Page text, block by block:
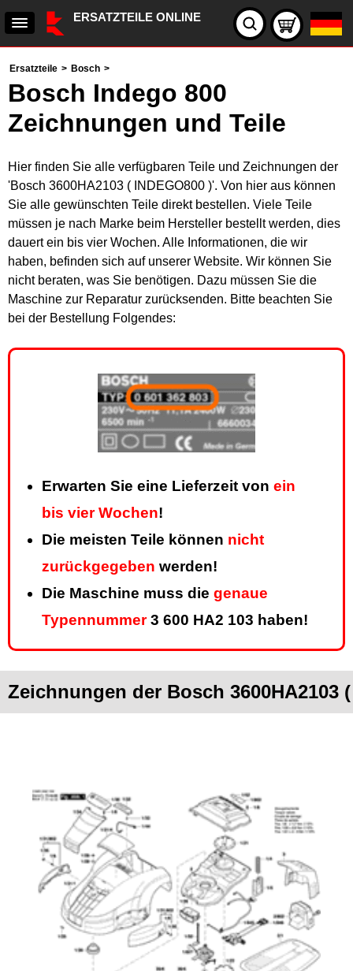
ERSATZTEILE ONLINE
Ersatzteile > Bosch >
Bosch Indego 800
Zeichnungen und Teile
Hier finden Sie alle verfügbaren Teile und Zeichnungen der
'Bosch 3600HA2103 ( INDEGO800 )'. Von hier aus können
Sie alle gewünschten Teile direkt bestellen. Viele Teile
müssen je nach Marke beim Hersteller bestellt werden, dies
dauert ein bis vier Wochen. Alle Informationen, die wir
haben, befinden sich auf unserer Website. Wir können Sie
nicht beraten, was Sie benötigen. Dazu müssen Sie die
Maschine zur Reparatur zurücksenden. Bitte beachten Sie
bei der Bestellung Folgendes:
Erwarten Sie eine Lieferzeit von ein
bis vier Wochen!
Die meisten Teile können nicht
zurückgegeben werden!
Die Maschine muss die genaue
Typennummer3 600 HA2 103 haben!
Zeichnungen der Bosch 3600HA2103 (